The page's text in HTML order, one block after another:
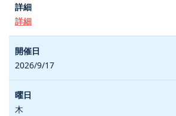
詳細
2026/9/17
木